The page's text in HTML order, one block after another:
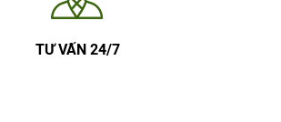
TƯ VẤN 24/7